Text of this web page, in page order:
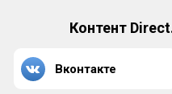
Контент
Вконтакте